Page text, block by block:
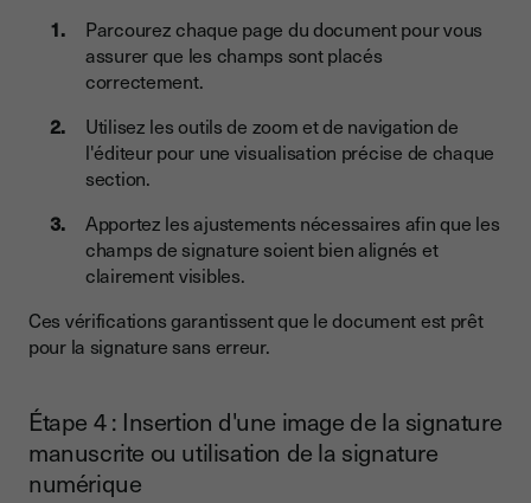
Parcourez chaque page du document pour vous
assurer que les champs sont placés
correctement.
Utilisez les outils de zoom et de navigation de
l'éditeur pour une visualisation précise de chaque
section.
Apportez les ajustements nécessaires afin que les
champs de signature soient bien alignés et
clairement visibles.
Ces vérifications garantissent que le document est prêt
pour la signature sans erreur.
Étape 4 : Insertion d'une image de la signature
manuscrite ou utilisation de la signature
numérique